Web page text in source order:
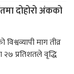
दोहोरो अंकको
माग तीव्र
२७ प्रतिशतले वृद्धि